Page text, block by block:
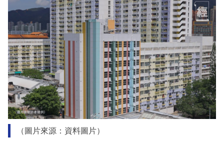
（圖片來源：資料圖片）